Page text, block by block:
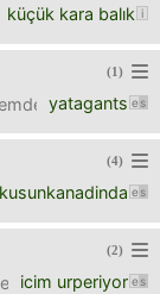
küçük kara balık
ihtimalle
(1)
yatagants
(4)
Center'lardan
(2)
icim urperiyor
gorse de sol